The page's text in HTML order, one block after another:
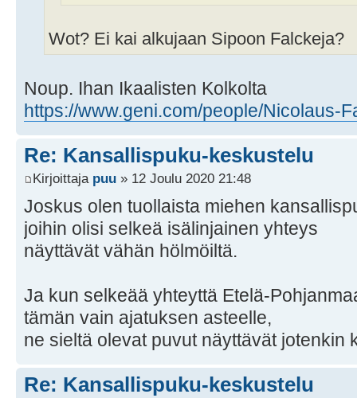
Wot? Ei kai alkujaan Sipoon Falckeja?
Noup. Ihan Ikaalisten Kolkolta
https://www.geni.com/people/Nicolaus-
Re: Kansallispuku-keskustelu
Kirjoittaja puu » 12 Joulu 2020 21:48
Joskus olen tuollaista miehen
joihin olisi selkeä isälinjainen yhteys
näyttävät vähän hölmöiltä.
Ja kun selkeää yhteyttä Etelä-
tämän vain ajatuksen asteelle,
ne sieltä olevat puvut näyttävät jotenkin
Re: Kansallispuku-keskustelu